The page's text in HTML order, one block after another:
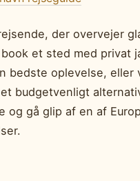
der overvejer
et sted med privat
bedste oplevelse,
budgetvenligt
og gå glip af en af